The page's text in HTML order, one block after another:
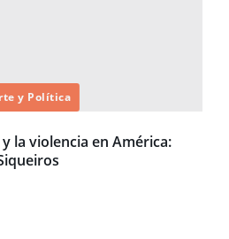
y Política
la violencia en América: